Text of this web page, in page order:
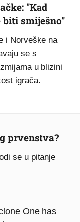
"Kad
biti smiješno"
i Norveške na
se s
u blizini
igrača.
prvenstva?
se u pitanje
One has